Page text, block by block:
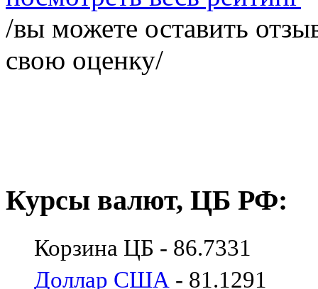
/вы можете оставить
свою оценку/
Курсы валют, ЦБ РФ:
Корзина ЦБ - 86.7331
Доллар США - 81.1291